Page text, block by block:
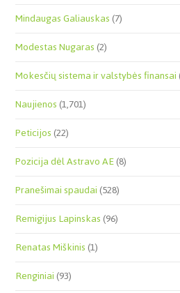
Mindaugas Galiauskas(7)
Modestas Nugaras(2)
Mokesčių sistema ir valstybės finansai
Naujienos(1,701)
Peticijos(22)
Pozicija dėl Astravo AE(8)
Pranešimai spaudai(528)
Remigijus Lapinskas(96)
Renatas Miškinis(1)
Renginiai(93)